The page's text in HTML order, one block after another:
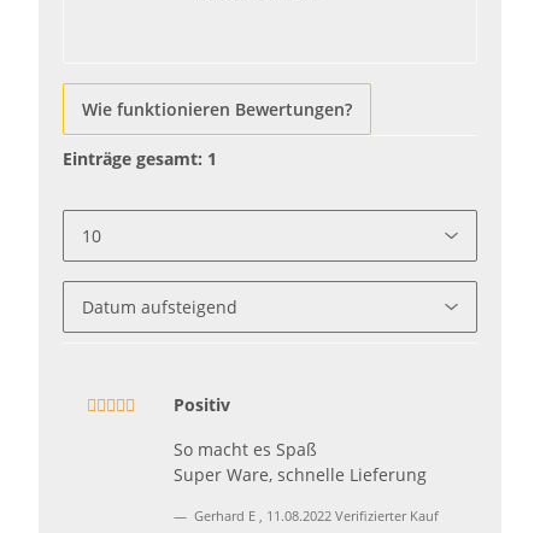
Wie funktionieren Bewertungen?
Einträge gesamt: 1
Positiv
So macht es Spaß
Super Ware, schnelle Lieferung
Gerhard E , 11.08.2022 Verifizierter Kauf